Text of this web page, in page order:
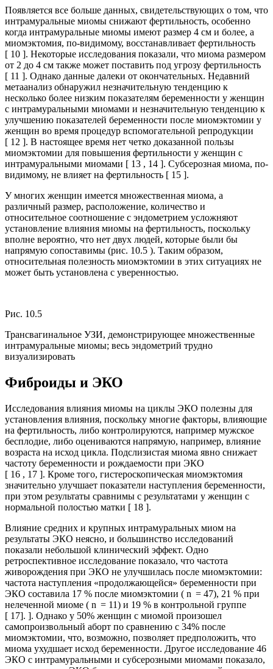
Появляется все больше данных, свидетельствующих о том, что
интрамуральные миомы снижают фертильность, особенно
когда интрамуральные миомы имеют размер 4 см и более, а
миомэктомия, по-видимому, восстанавливает фертильность
[ 10 ]. Некоторые исследования показали, что миома размером
от 2 до 4 см также может поставить под угрозу фертильность
[ 11 ]. Однако данные далеки от окончательных. Недавний
метаанализ обнаружил незначительную тенденцию к
несколько более низким показателям беременности у женщин
с интрамуральными миомами и незначительную тенденцию к
улучшению показателей беременности после миомэктомии у
женщин во время процедур вспомогательной репродукции
[ 12 ]. В настоящее время нет четко доказанной пользы
миомэктомии для повышения фертильности у женщин с
интрамуральными миомами [ 13 , 14 ]. Субсерозная миома, по-
видимому, не влияет на фертильность [ 15 ].
У многих женщин имеется множественная миома, а
различный размер, расположение, количество и
относительное соотношение с эндометрием усложняют
установление влияния миомы на фертильность, поскольку
вполне вероятно, что нет двух людей, которые были бы
напрямую сопоставимы (рис. 10.5 ). Таким образом,
относительная полезность миомэктомии в этих ситуациях не
может быть установлена ​​с уверенностью.
Рис. 10.5
Трансвагинальное УЗИ, демонстрирующее множественные
интрамуральные миомы; весь эндометрий трудно
визуализировать
Фиброиды и ЭКО
Исследования влияния миомы на циклы ЭКО полезны для
установления влияния, поскольку многие факторы, влияющие
на фертильность, либо контролируются, например мужское
бесплодие, либо оцениваются напрямую, например, влияние
возраста на исход цикла. Подслизистая миома явно снижает
частоту беременности и рождаемости при ЭКО
[ 16 , 17 ]. Кроме того, гистероскопическая миомэктомия
значительно улучшает показатели наступления беременности,
при этом результаты сравнимы с результатами у женщин с
нормальной полостью матки [ 18 ].
Влияние средних и крупных интрамуральных миом на
результаты ЭКО неясно, и большинство исследований
показали небольшой клинический эффект. Одно
ретроспективное исследование показало, что частота
живорождения при ЭКО не улучшилась после миомэктомии:
частота наступления «продолжающейся» беременности при
ЭКО составила 17 % после миомэктомии ( n = 47), 21 % при
нелеченной миоме ( n = 11) и 19 % в контрольной группе
[ 17]. ]. Однако у 50% женщин с миомой произошел
самопроизвольный аборт по сравнению с 34% после
миомэктомии, что, возможно, позволяет предположить, что
миома ухудшает исход беременности. Другое исследование 46
ЭКО с интрамуральными и субсерозными миомами показало,